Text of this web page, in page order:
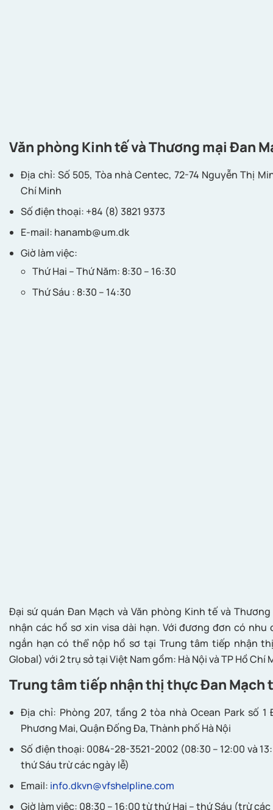
Văn phòng Kinh tế và Thương mại Đan
Địa chỉ: Số 505, Tòa nhà Centec, 72-74 Nguyễn Thị
Chí Minh
Số điện thoại: +84 (8) 3821 9373
E-mail: hanamb@um.dk
Giờ làm việc:
Thứ Hai – Thứ Năm: 8:30 – 16:30
Thứ Sáu : 8:30 – 14:30
Đại sứ quán Đan Mạch và Văn phòng Kinh tế và
nhận các hồ sơ xin visa dài hạn. Với đương đơn có nhu
ngắn hạn có thể nộp hồ sơ tại Trung tâm tiếp nhận
Global) với 2 trụ sở tại Việt Nam gồm: Hà Nội và TP Hồ Chí
Trung tâm tiếp nhận thị thực Đan Mạch
Địa chỉ: Phòng 207, tầng 2 tòa nhà Ocean Park số 1
Phương Mai, Quận Đống Đa, Thành phố Hà Nội
Số điện thoại: 0084-28-3521-2002 (08:30 – 12:00 và
thứ Sáu trừ các ngày lễ)
Email: info.dkvn@vfshelpline.com
Giờ làm việc: 08:30 – 16:00 từ thứ Hai – thứ Sáu (trừ